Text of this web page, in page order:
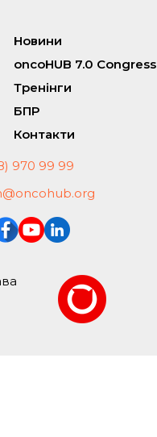
Новини
oncoHUB 7.0 Congress
Тренінги
БПР
Контакти
970 99 99